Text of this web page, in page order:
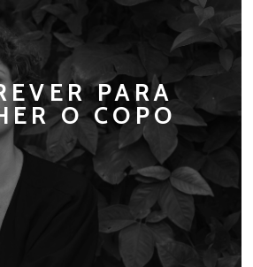
PARA
O COPO